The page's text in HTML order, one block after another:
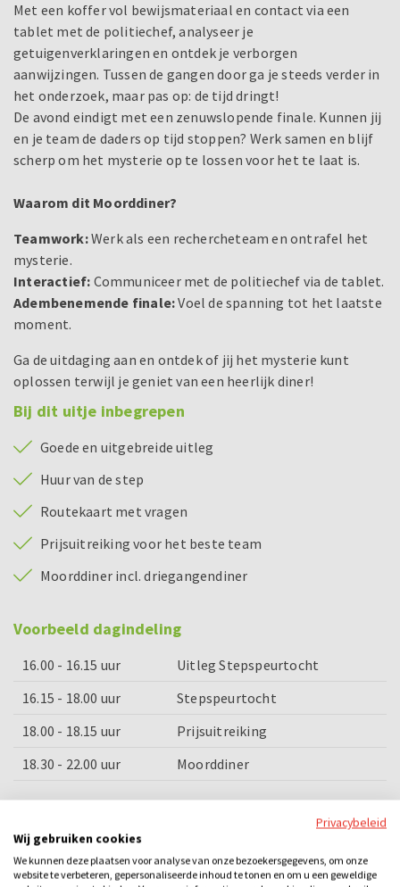
Met een koffer vol bewijsmateriaal en contact via een
tablet met de politiechef, analyseer je
getuigenverklaringen en ontdek je verborgen
aanwijzingen. Tussen de gangen door ga je steeds verder in
het onderzoek, maar pas op: de tijd dringt!
De avond eindigt met een zenuwslopende finale. Kunnen jij
en je team de daders op tijd stoppen? Werk samen en blijf
scherp om het mysterie op te lossen voor het te laat is.
Waarom dit Moorddiner?
Teamwork:Werk als een rechercheteam en ontrafel het
mysterie.
Interactief: Communiceer met de politiechef via de tablet.
Adembenemende finale:Voel de spanning tot het laatste
moment.
Ga de uitdaging aan en ontdek of jij het mysterie kunt
oplossen terwijl je geniet van een heerlijk diner!
Bij dit uitje inbegrepen
Goede en uitgebreide uitleg
Huur van de step
Routekaart met vragen
Prijsuitreiking voor het beste team
Moorddiner incl. driegangendiner
Voorbeeld dagindeling
16.00 - 16.15 uur
Uitleg Stepspeurtocht
16.15 - 18.00 uur
Stepspeurtocht
18.00 - 18.15 uur
Prijsuitreiking
18.30 - 22.00 uur
Moorddiner
Dinner games Sportieve fun
Privacybeleid
Wij gebruiken cookies
We kunnen deze plaatsen voor analyse van onze bezoekersgegevens, om onze
website te verbeteren, gepersonaliseerde inhoud te tonen en om u een geweldige